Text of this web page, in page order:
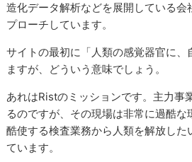
造化データ解析などを展開している会
プローチしています。
サイトの最初に「人類の感覚器官に、
ますが、どういう意味でしょう。
あれはRistのミッションです。主力事
るのですが、その現場は非常に過酷
酷使する検査業務から人類を解放した
ています。